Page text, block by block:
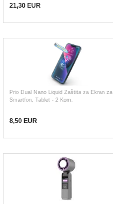
21,30 EUR
Prio Dual Nano Liquid Zaštita za Ekran za
Smartfon, Tablet - 2 Kom.
8,50 EUR